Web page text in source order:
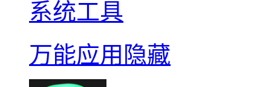
系统工具
万能应用隐藏